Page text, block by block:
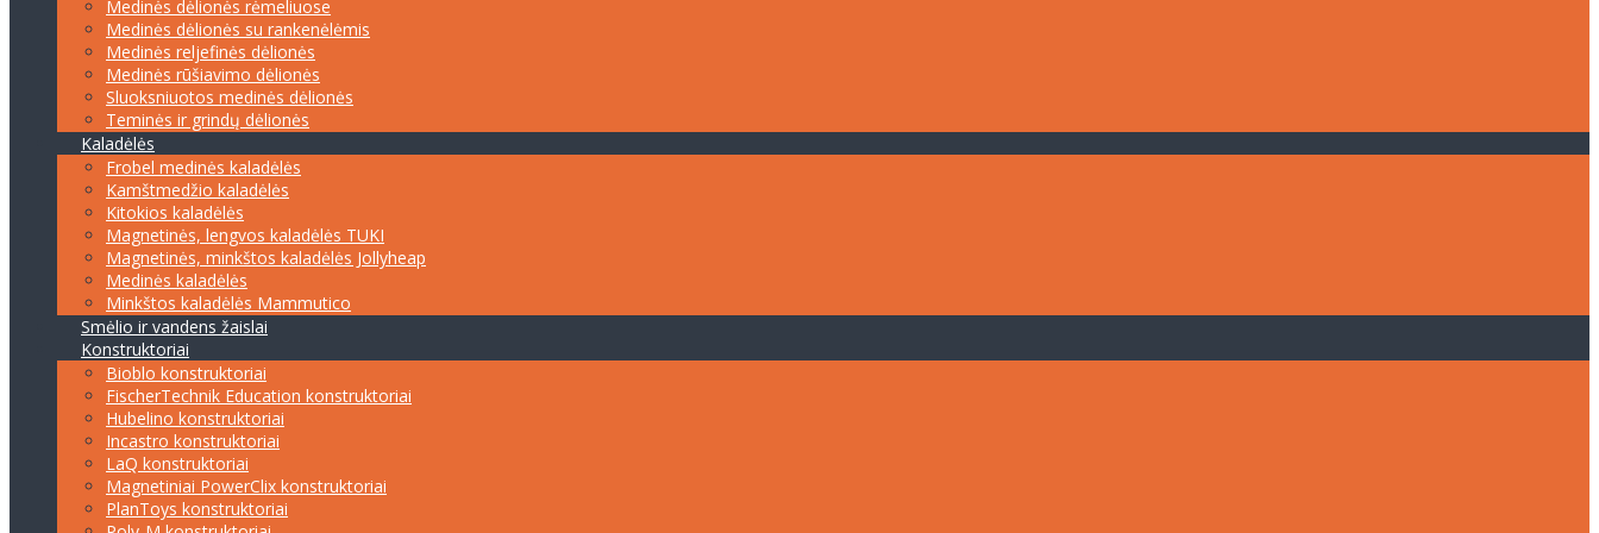
Medinės dėlionės rėmeliuose
Medinės dėlionės su rankenėlėmis
Medinės reljefinės dėlionės
Medinės rūšiavimo dėlionės
Sluoksniuotos medinės dėlionės
Teminės ir grindų dėlionės
Kaladėlės
Frobel medinės kaladėlės
Kamštmedžio kaladėlės
Kitokios kaladėlės
Magnetinės, lengvos kaladėlės TUKI
Magnetinės, minkštos kaladėlės Jollyheap
Medinės kaladėlės
Minkštos kaladėlės Mammutico
Smėlio ir vandens žaislai
Konstruktoriai
Bioblo konstruktoriai
FischerTechnik Education konstruktoriai
Hubelino konstruktoriai
Incastro konstruktoriai
LaQ konstruktoriai
Magnetiniai PowerClix konstruktoriai
PlanToys konstruktoriai